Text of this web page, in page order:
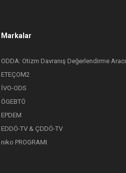
Markalar
ODDA: Otizm Davranış Değerlendirme Aracı
ETEÇOM2
İVO-ODS
ÖGEBTÖ
EPDEM
EDDÖ-TV & ÇDDÖ-TV
niko PROGRAMI